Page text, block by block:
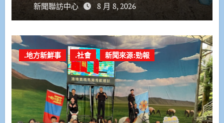
新聞聯訪中心 8 月 8, 2026
.地方新鮮事 .社會 新聞來源:勁報